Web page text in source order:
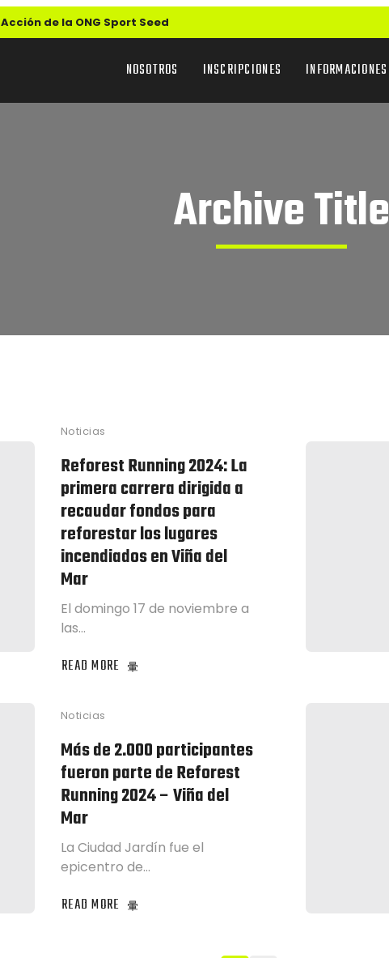
Acción de la ONG Sport Seed
NOSOTROS INSCRIPCIONES INFORMACIONES
Archive Title
Noticias
Reforest Running 2024: La
primera carrera dirigida a
recaudar fondos para
reforestar los lugares
incendiados en Viña del
Mar
El domingo 17 de noviembre a
las…
READ MORE
Noticias
Más de 2.000 participantes
fueron parte de Reforest
Running 2024 – Viña del
Mar
La Ciudad Jardín fue el
epicentro de…
READ MORE